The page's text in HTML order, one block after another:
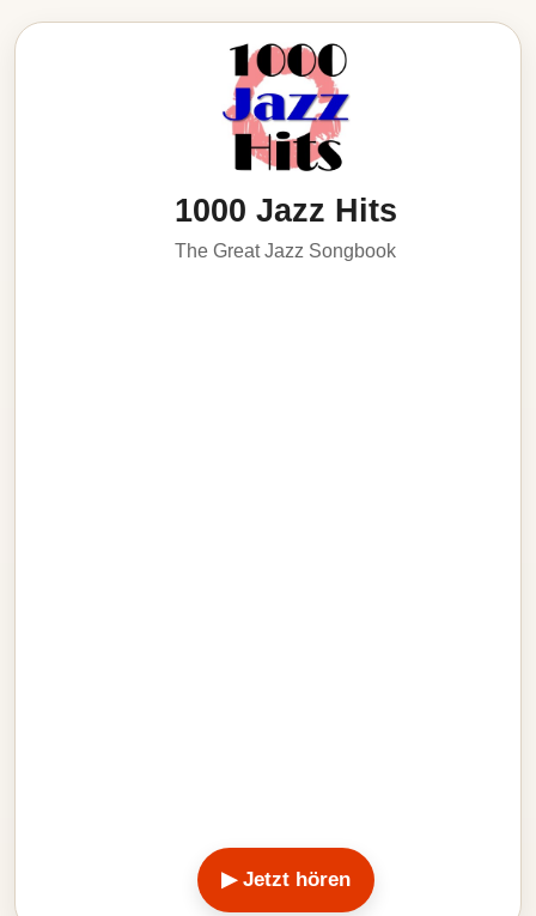
1000 Jazz Hits
The Great Jazz Songbook
▶ Jetzt hören